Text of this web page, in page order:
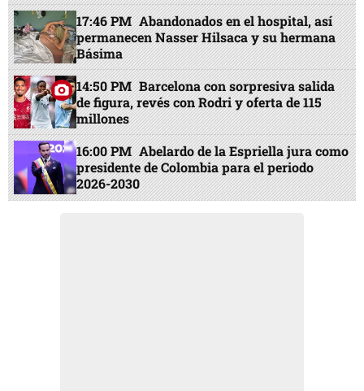
17:46 PM Abandonados en el hospital, así
permanecen Nasser Hilsaca y su hermana
Básima
14:50 PM Barcelona con sorpresiva salida
de figura, revés con Rodri y oferta de 115
millones
16:00 PM Abelardo de la Espriella jura como
presidente de Colombia para el periodo
2026-2030